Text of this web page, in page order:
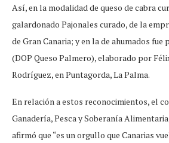
Así, en la modalidad de queso de cabra
galardonado Pajonales curado, de la
de Gran Canaria; y en la de ahumados fue
(DOP Queso Palmero), elaborado por
Rodríguez, en Puntagorda, La Palma.
En relación a estos reconocimientos, el
Ganadería, Pesca y Soberanía
afirmó que “es un orgullo que Canarias